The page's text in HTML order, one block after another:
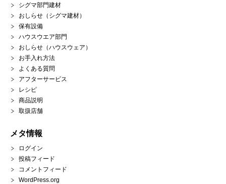
シグマ部門建材
おしらせ（シグマ建材）
保有設備
ハウスウエア部門
おしらせ（ハウスウェア）
お手入れ方法
よくある質問
アフターサービス
レシピ
商品説明
取扱店舗
メタ情報
ログイン
投稿フィード
コメントフィード
WordPress.org